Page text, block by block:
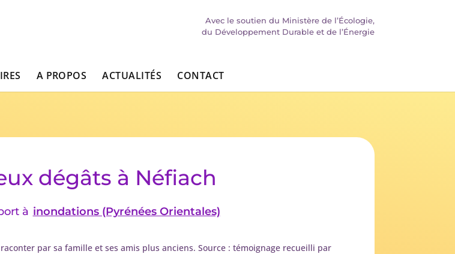
Avec le soutien du Ministère de l’Écologie,
du Développement Durable et de l’Énergie
A PROPOS ACTUALITÉS CONTACT
dégâts à Néfiach
à inondations (Pyrénées Orientales)
par sa famille et ses amis plus anciens. Source : témoignage recueilli par